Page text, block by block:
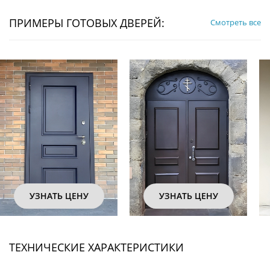
ПРИМЕРЫ ГОТОВЫХ ДВЕРЕЙ: Смотреть все
УЗНАТЬ ЦЕНУ УЗНАТЬ ЦЕНУ
ТЕХНИЧЕСКИЕ ХАРАКТЕРИСТИКИ